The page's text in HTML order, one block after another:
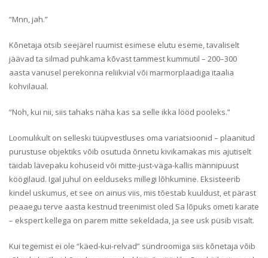
“Mnn, jah.”
Kõnetaja otsib seejärel ruumist esimese elutu eseme, tavaliselt
jäävad ta silmad puhkama kõvast tammest kummutil – 200–300
aasta vanusel perekonna reliikvial või marmorplaadiga itaalia
kohvilaual.
“Noh, kui nii, siis tahaks näha kas sa selle ikka lööd pooleks.”
Loomulikult on selleski tüüpvestluses oma variatsioonid – plaanitud
purustuse objektiks võib osutuda õnnetu kivikamakas mis ajutiselt
täidab lävepaku kohuseid või mitte-just-väga-kallis männipuust
köögilaud. Igal juhul on eelduseks millegi lõhkumine. Eksisteerib
kindel uskumus, et see on ainus viis, mis tõestab kuuldust, et pärast
peaaegu terve aasta kestnud treenimist oled Sa lõpuks ometi karate
– ekspert kellega on parem mitte sekeldada, ja see usk püsib visalt.
Kui tegemist ei ole “käed-kui-relvad” sündroomiga siis kõnetaja võib